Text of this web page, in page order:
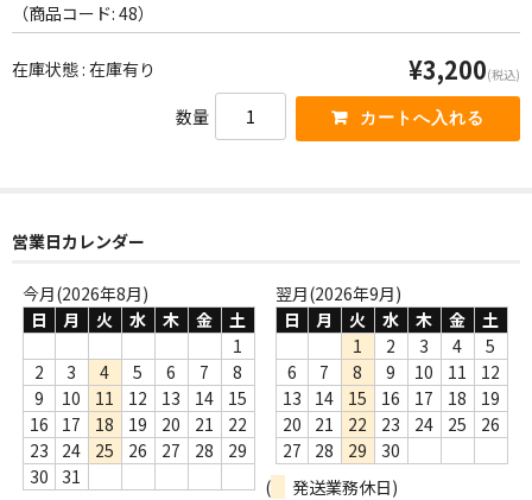
7INC
レア盤（1万円以上）
Webのみ no.3
売り切れ
Help
送料
商品の発送
（商品コード: 48）
在庫状態 : 在庫有り ¥3,200(税込)
数量
営業日カレンダー
今月(2026年8月)
日
月 火 水 木 金
土
1
2
3 4 5 6 7
8
9
10 11 12 13 14
15
16
17 18 19 20 21
22
23
24 25 26 27 28
29
30
31
翌月(2026年9月)
日
月 火 水 木 金
土
1
2 3 4
5
6
7 8 9 10 11
12
13
14 15 16 17 18
19
20
21 22 23 24 25
26
27
28 29
30
(
発送業務休日)